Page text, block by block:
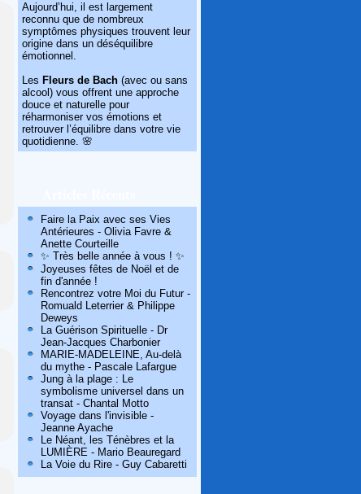
Aujourd’hui, il est largement
reconnu que de nombreux
symptômes physiques trouvent leur
origine dans un déséquilibre
émotionnel.
Les Fleurs de Bach (avec ou sans
alcool) vous offrent une approche
douce et naturelle pour
réharmoniser vos émotions et
retrouver l’équilibre dans votre vie
quotidienne. 🌸
Faire la Paix avec ses Vies
Antérieures - Olivia Favre &
Anette Courteille
✨ Très belle année à vous ! ✨
Joyeuses fêtes de Noël et de
fin d'année !
Rencontrez votre Moi du Futur -
Romuald Leterrier & Philippe
Deweys
La Guérison Spirituelle - Dr
Jean-Jacques Charbonier
MARIE-MADELEINE, Au-delà
du mythe - Pascale Lafargue
Jung à la plage : Le
symbolisme universel dans un
transat - Chantal Motto
Voyage dans l'invisible -
Jeanne Ayache
Le Néant, les Ténèbres et la
LUMIÈRE - Mario Beauregard
La Voie du Rire - Guy Cabaretti